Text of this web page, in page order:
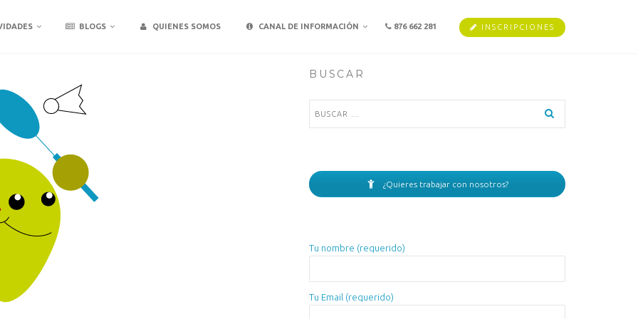
BLOGS QUIENES SOMOS CANAL DE INFORMACIÓN 876 662 281 INSCRIPCIONES
BUSCAR
¿Quieres trabajar con nosotros?
Tu nombre (requerido)
Tu Email (requerido)